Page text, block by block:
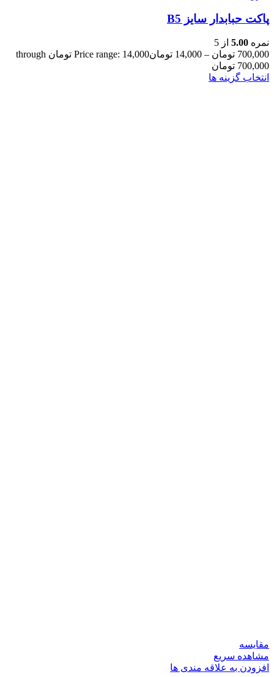
پاکت حبابدار سایز B5
نمره 5.00 از 5
700,000 تومان –
14,000 تومان
Price range: 14,000 تومان through
700,000 تومان
انتخاب گزینه ها
مقایسه
مشاهده سریع
افزودن به علاقه مندی ها